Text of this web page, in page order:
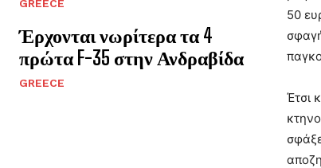
GREECE
Έρχονται νωρίτερα τα 4
πρώτα F-35 στην Ανδραβίδα
GREECE
50
Έτσι